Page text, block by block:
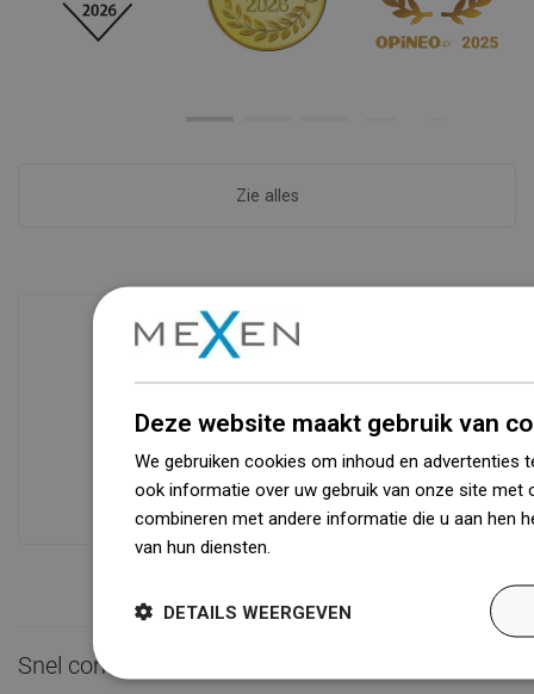
Zie alles
Beschikbaarheid van goederen
oppervlakte van 31.000 m² met meer
dan 68.000 palletplaatsen biedt meer
dan 1500.000 beschikbare producten!
Snel contact
Deze website maakt gebruik van
We gebruiken cookies om inhoud en advertenties
ook informatie over uw gebruik van onze site met
combineren met andere informatie die u aan hen
van hun diensten.
DETAILS WEERGEVEN